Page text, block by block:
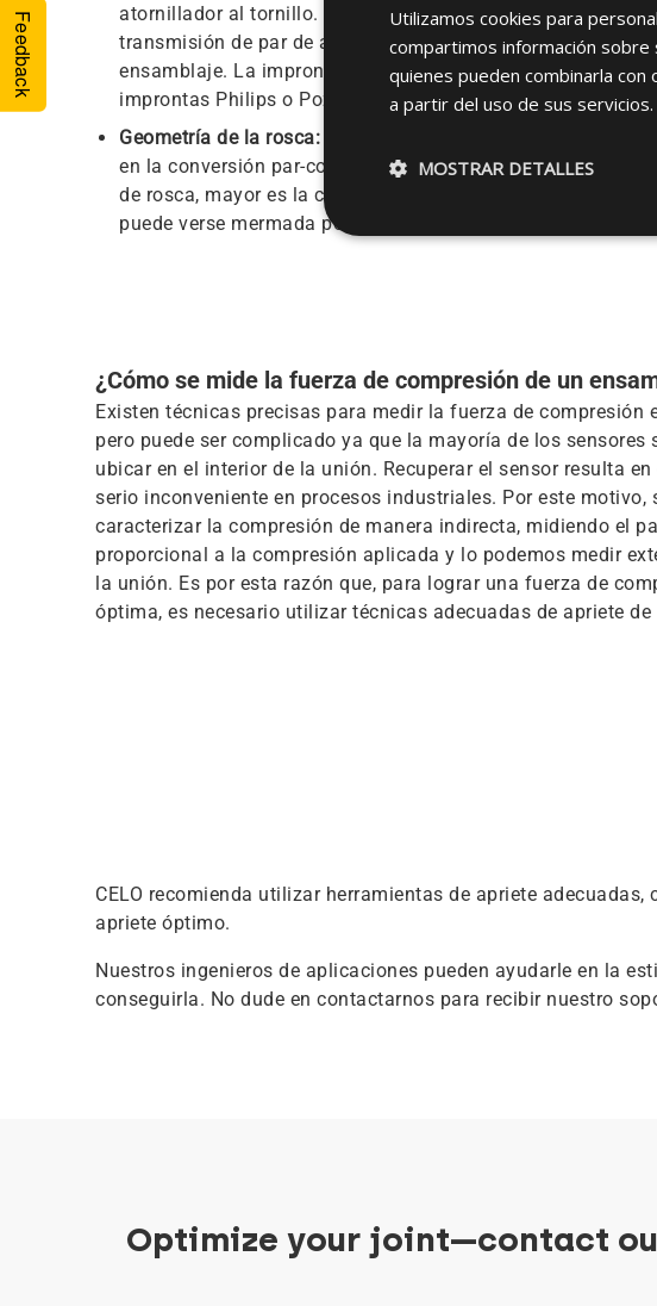
atornillador al tornillo. Cuanto más eficiente sea la
transmisión de par de apriete y, en consecuencia, mayor
ensamblaje. La impronta TORX PLUS® necesita un par
improntas Philips o Pozidrive para proporcionar la misma
Geometría de la rosca:
en la conversión par-compresión. En general, cuanto más
de rosca, mayor es la compresión, a un mismo valor de par,
puede verse mermada por el aumento de la fricción durante
¿Cómo se mide la fuerza de compresión de un
Existen técnicas precisas para medir la fuerza de compresión
pero puede ser complicado ya que la mayoría de los sensores
ubicar en el interior de la unión. Recuperar el sensor resulta en
serio inconveniente en procesos industriales. Por este motivo,
caracterizar la compresión de manera indirecta, midiendo el
proporcional a la compresión aplicada y lo podemos medir
la unión. Es por esta razón que, para lograr una fuerza de
óptima, es necesario utilizar técnicas adecuadas de apriete
CELO recomienda utilizar herramientas de apriete
apriete óptimo.
Nuestros ingenieros de aplicaciones pueden ayudarle en la
conseguirla. No dude en contactarnos para recibir nuestro
Optimize your joint—contact
Feedback
Utilizamos cookies para
compartimos información sobre
quienes pueden combinarla
a partir del uso de sus servicios.
MOSTRAR DETALLES